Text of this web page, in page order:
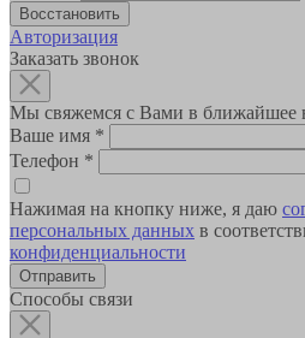
Авторизация
Заказать звонок
Мы свяжемся с Вами в ближайшее
Ваше имя *
Телефон *
Нажимая на кнопку ниже, я даю
персональных данных в
конфиденциальности
Способы связи